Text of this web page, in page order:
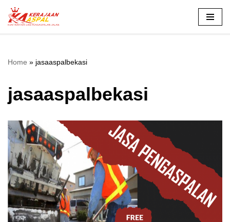
Lompat
Home » jasaaspalbekasi
jasaaspalbekasi